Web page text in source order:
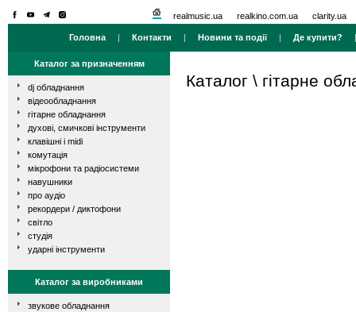
realmusic.ua realkino.com.ua clarity.ua
Головна | Контакти | Новини та події| Де купити?
Каталог за призначенням
dj обладнання
відеообладнання
гітарне обладнання
духові, смичкові інструменти
клавішні і midi
комутація
мікрофони та радіосистеми
навушники
про аудіо
рекордери / диктофони
світло
студія
ударні інструменти
Каталог за виробниками
звукове обладнання
Каталог \ гітарне